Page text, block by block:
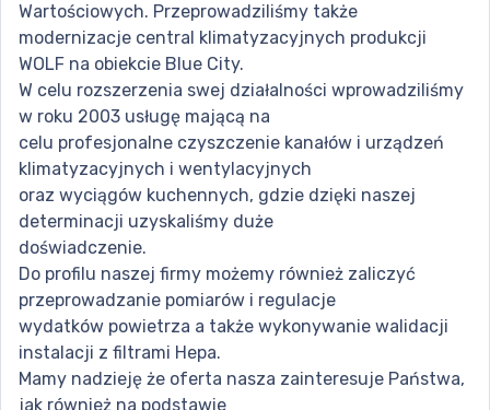
Wartościowych. Przeprowadziliśmy także
modernizacje central klimatyzacyjnych produkcji
WOLF na obiekcie Blue City.
W celu rozszerzenia swej działalności wprowadziliśmy
w roku 2003 usługę mającą na
celu profesjonalne czyszczenie kanałów i urządzeń
klimatyzacyjnych i wentylacyjnych
oraz wyciągów kuchennych, gdzie dzięki naszej
determinacji uzyskaliśmy duże
doświadczenie.
Do profilu naszej firmy możemy również zaliczyć
przeprowadzanie pomiarów i regulacje
wydatków powietrza a także wykonywanie walidacji
instalacji z filtrami Hepa.
Mamy nadzieję że oferta nasza zainteresuje Państwa,
jak również na podstawie